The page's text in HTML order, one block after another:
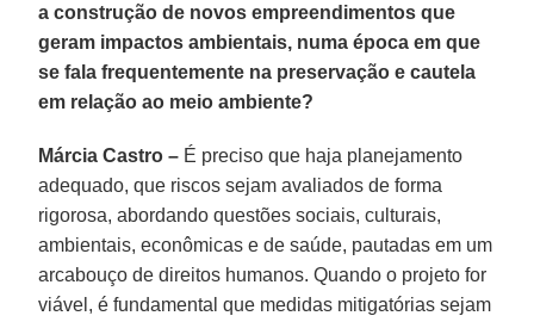
a construção de novos empreendimentos que
geram impactos ambientais, numa época em que
se fala frequentemente na preservação e cautela
em relação ao meio ambiente?
Márcia Castro – É preciso que haja planejamento
adequado, que riscos sejam avaliados de forma
rigorosa, abordando questões sociais, culturais,
ambientais, econômicas e de saúde, pautadas em um
arcabouço de direitos humanos. Quando o projeto for
viável, é fundamental que medidas mitigatórias sejam